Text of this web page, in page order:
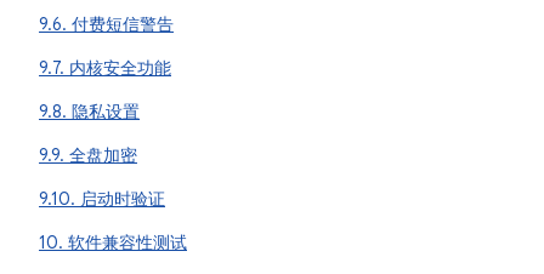
9.6. 付费短信警告
9.7. 内核安全功能
9.8. 隐私设置
9.9. 全盘加密
9.10. 启动时验证
10. 软件兼容性测试